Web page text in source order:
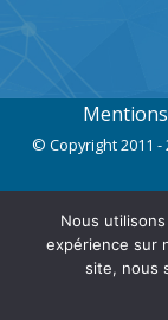
© Copyright 2011
Nous
expérience sur
site, nous